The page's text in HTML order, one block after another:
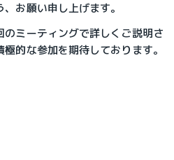
お願い申し上げます。
ミーティングで詳しくご説明さ
的な参加を期待しております。